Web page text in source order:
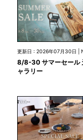
更新日 : 2026年07月30日 |
8/8-30 サマーセール
ャラリー